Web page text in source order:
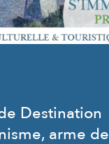
Destination
arme de